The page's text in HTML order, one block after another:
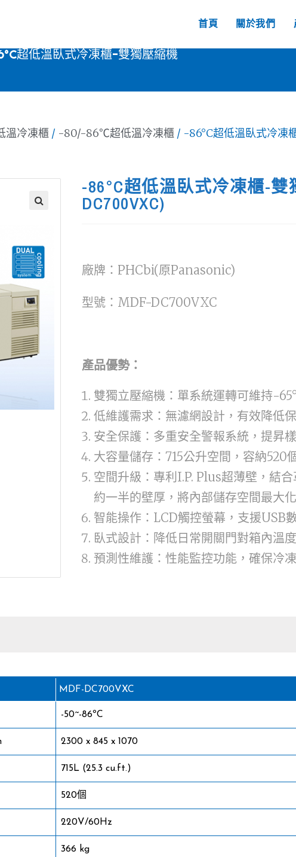
首頁 關於我們
超低溫臥式冷凍櫃-雙獨壓縮機
溫冷凍櫃 / -80/-86℃超低溫冷凍櫃 / -86°C超低溫臥式冷凍
-86°C超低溫臥式冷凍櫃-雙
DC700VXC)
廠牌：PHCbi(原Panasonic)
型號：MDF-DC700VXC
產品優勢：
雙獨立壓縮機：單系統運轉可維持-
低維護需求：無濾網設計，有效降低
安全保護：多重安全警報系統，提昇
大容量儲存：715公升空間，容納520
空間升級：專利I.P. Plus超薄壁，結
約一半的壁厚，將內部儲存空間最大
智能操作：LCD觸控螢幕，支援USB
臥式設計：降低日常開關門對箱內溫
預測性維護：性能監控功能，確保冷
MDF-DC700VXC
-50~-86ºC
2300 x 845 x 1070
715L (25.3 cu.ft.)
520個
220V/60Hz
366 kg